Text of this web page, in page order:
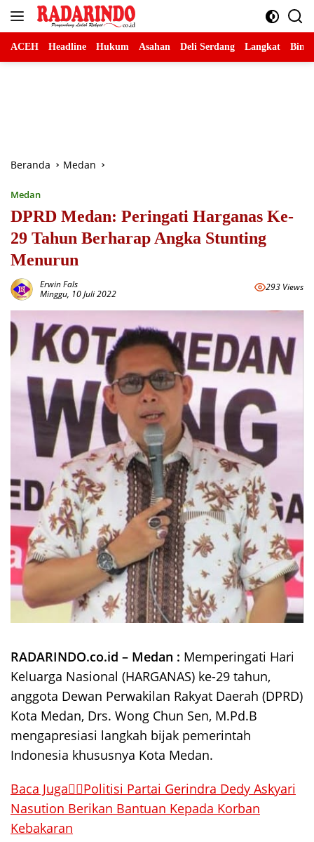
Langsung
ACEH Headline Hukum Asahan Deli Serdang Langkat
Beranda Medan
Medan
DPRD Medan: Peringati Harganas Ke-
29 Tahun Berharap Angka Stunting
Menurun
Erwin Fals
Minggu, 10 Juli 2022
293 Views
RADARINDO.co.id – Medan : Memperingati Hari
Keluarga Nasional (HARGANAS) ke-29 tahun,
anggota Dewan Perwakilan Rakyat Daerah (DPRD)
Kota Medan, Drs. Wong Chun Sen, M.Pd.B
mengapresiasi langkah bijak pemerintah
Indonesia khususnya Kota Medan.
Baca Juga👉🏻Politisi Partai Gerindra Dedy Askyari
Nasution Berikan Bantuan Kepada Korban
Kebakaran